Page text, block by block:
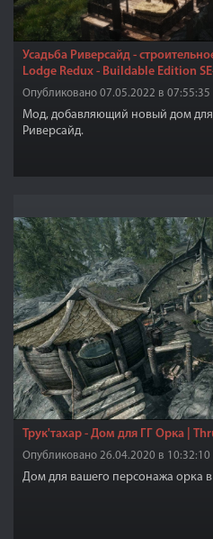
Усадьба Риверсайд -
Lodge Redux - Buildable Edition
Опубликовано 07.05.2022 в 07:55:35
Мод, добавляющий новый дом для
Риверсайд.
Трук'тахар - Дом для ГГ Орка |
Опубликовано 26.04.2020 в 10:32:10
Дом для вашего персонажа орка